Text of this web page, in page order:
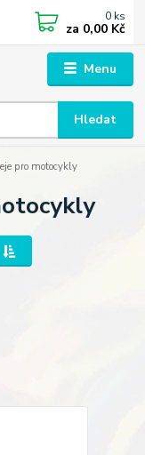
Menu
Hledat
0 ks
za 0,00 Kč
pro motocykly